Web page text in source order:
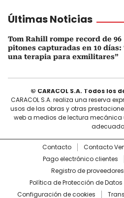
Últimas Noticias
Tom Rahill rompe record de 96
pitones capturadas en 10 días:
una terapia para exmilitares”
© CARACOL S.A. Todos los
CARACOL S.A. realiza una reserva
usos de las obras y otras
web a medios de lectura mecánica
Contacto Contacto
Pago electrónico clientes
Registro de proveedores
Política de Protección de Datos
Configuración de cookies